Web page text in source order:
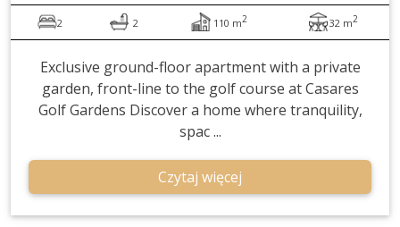
2 2 110 m2 32 m2
Exclusive ground-floor apartment with a private
garden, front-line to the golf course at Casares
Golf Gardens Discover a home where tranquility,
spac ...
Czytaj więcej